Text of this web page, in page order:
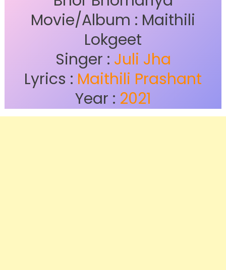
Movie/Album : Maithili
Lokgeet
Singer : Juli Jha
Lyrics : Maithili Prashant
Year : 2021